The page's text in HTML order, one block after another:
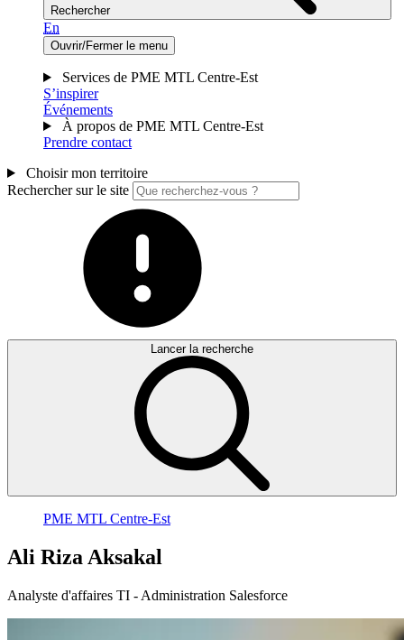
Rechercher
En
Ouvrir/Fermer le menu
Services de PME MTL Centre-Est
S’inspirer
Événements
À propos de PME MTL Centre-Est
Prendre contact
Choisir mon territoire
Rechercher sur le site
Lancer la recherche
PME MTL Centre-Est
Ali Riza Aksakal
Analyste d'affaires TI - Administration Salesforce